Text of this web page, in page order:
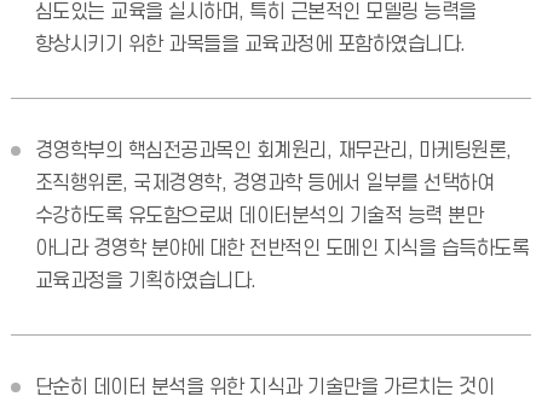
심도있는 교육을 실시하며, 특히 근본적인 모델링 능력을
향상시키기 위한 과목들을 교육과정에 포함하였습니다.
경영학부의 핵심전공과목인 회계원리, 재무관리, 마케팅원론,
조직행위론, 국제경영학, 경영과학 등에서 일부를 선택하여
수강하도록 유도함으로써 데이터분석의 기술적 능력 뿐만
아니라 경영학 분야에 대한 전반적인 도메인 지식을 습득하도록
교육과정을 기획하였습니다.
단순히 데이터 분석을 위한 지식과 기술만을 가르치는 것이